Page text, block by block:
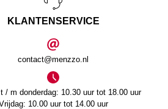
KLANTENSERVICE
contact@menzzo.nl
/ m donderdag: 10.30 uur tot 18.00 uur
10.00 uur tot 14.00 uur